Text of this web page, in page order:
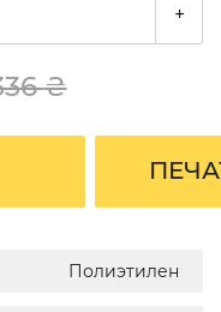
+
₴
Полиэтилен